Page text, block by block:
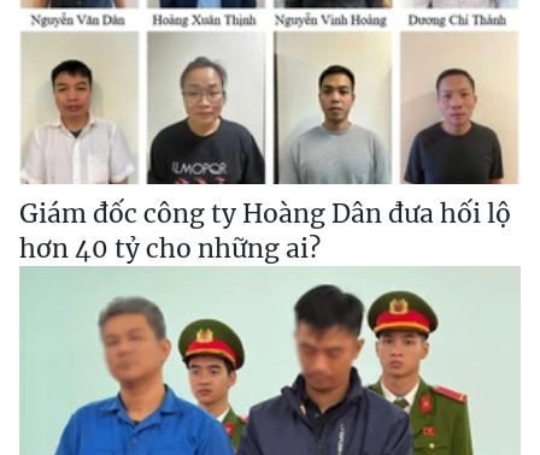
Giám đốc công ty Hoàng Dân đưa hối lộ
hơn 40 tỷ cho những ai?